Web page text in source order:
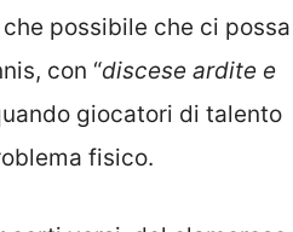
possibile che ci possa
con “discese ardite e
giocatori di talento
fisico.